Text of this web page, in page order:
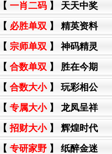
【 一肖二码 】 天天中奖
【 必胜单双 】 精英资料
【 宗师单双 】 神码精灵
【 合数单双 】 胜在今期
【 合数大小】 玩彩相公
【 专属大小】 龙凤呈祥
【招财大小】 辉煌时代
【 专研家野 】 纸醉金迷